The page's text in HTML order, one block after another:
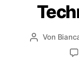
Von